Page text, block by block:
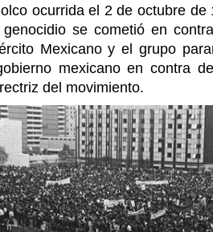
ocurrida el 2 de octubre
se cometió en
Mexicano y el grupo
mexicano en contra
del movimiento.